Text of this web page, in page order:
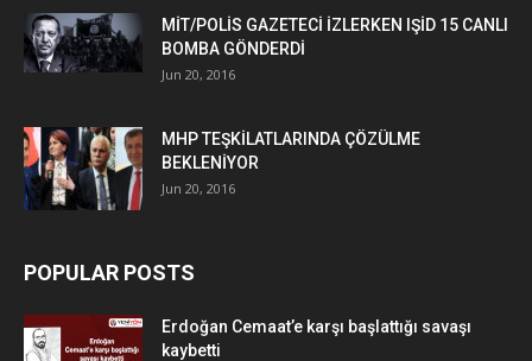
MİT/POLİS GAZETECİ İZLERKEN IŞİD 15 CANLI
BOMBA GÖNDERDİ
Jun 20, 2016
MHP TEŞKİLATLARINDA ÇÖZÜLME
BEKLENİYOR
Jun 20, 2016
POPULAR POSTS
Erdoğan Cemaat’e karşı başlattığı savaşı
kaybetti